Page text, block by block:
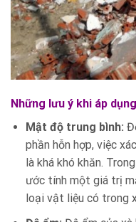
Những lưu ý khi áp
Mật độ trung bình:
phần hỗn hợp, việc
là khá khó khăn.
ước tính một giá trị
loại vật liệu có trong